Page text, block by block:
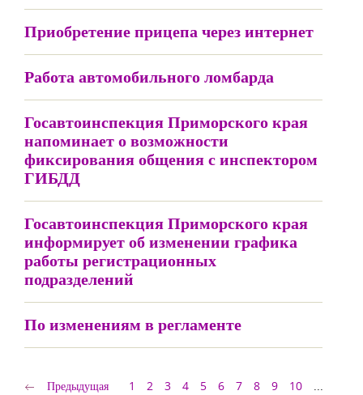
Приобретение прицепа через интернет
Работа автомобильного ломбарда
Госавтоинспекция Приморского края
напоминает о возможности
фиксирования общения с инспектором
ГИБДД
Госавтоинспекция Приморского края
информирует об изменении графика
работы регистрационных
подразделений
По изменениям в регламенте
Предыдущая 1 2 3 4 5 6 7 8 9 10
...